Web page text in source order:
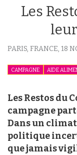
Les
PARIS, FRANCE, 18
CAMPAGNE AIDE
Les Restos du
campagne
Dans un
politique
que jamais